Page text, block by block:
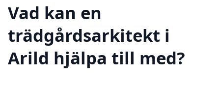
Vad kan en
trädgårdsarkitekt i
Arild hjälpa till med?